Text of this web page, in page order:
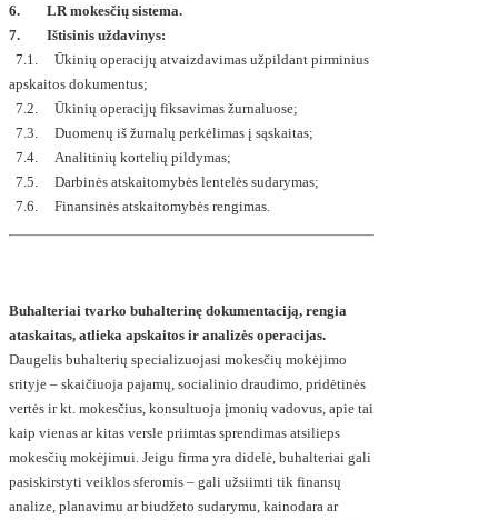
6. LR mokesčių sistema.
7. Ištisinis uždavinys:
7.1. Ūkinių operacijų atvaizdavimas užpildant pirminius
apskaitos dokumentus;
7.2. Ūkinių operacijų fiksavimas žurnaluose;
7.3. Duomenų iš žurnalų perkėlimas į sąskaitas;
7.4. Analitinių kortelių pildymas;
7.5. Darbinės atskaitomybės lentelės sudarymas;
7.6. Finansinės atskaitomybės rengimas.
Buhalteriai tvarko buhalterinę dokumentaciją, rengia
ataskaitas, atlieka apskaitos ir analizės operacijas.
Daugelis buhalterių specializuojasi mokesčių mokėjimo
srityje – skaičiuoja pajamų, socialinio draudimo, pridėtinės
vertės ir kt. mokesčius, konsultuoja įmonių vadovus, apie tai
kaip vienas ar kitas versle priimtas sprendimas atsilieps
mokesčių mokėjimui. Jeigu firma yra didelė, buhalteriai gali
pasiskirstyti veiklos sferomis – gali užsiimti tik finansų
analize, planavimu ar biudžeto sudarymu, kainodara ar